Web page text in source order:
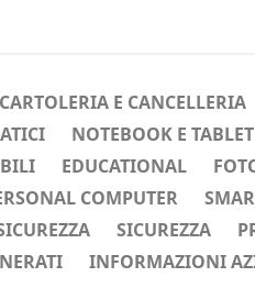
CARTOLERIA E CANCELLERIA
NOTEBOOK E TABLET
EDUCATIONAL
COMPUTER
SICUREZZA
INFORMAZIONI